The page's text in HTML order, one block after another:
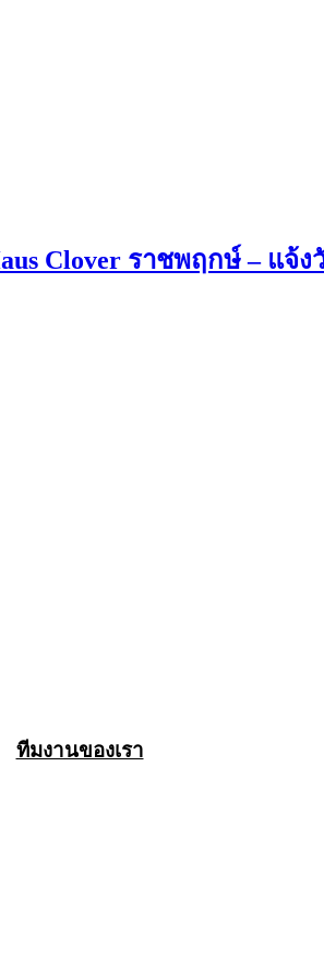
Clover ราชพฤกษ์ – แจ้
ทีมงานของเรา